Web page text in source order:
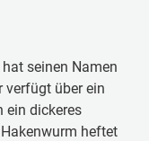
seinen Namen
verfügt über ein
ein dickeres
heftet